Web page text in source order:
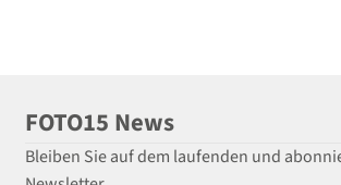
FOTO15 News
Bleiben Sie auf dem laufenden und